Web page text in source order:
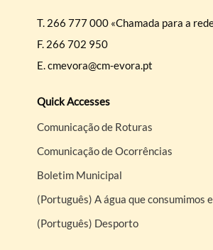
T. 266 777 000 «Chamada para a
F. 266 702 950
E.cmevora@cm-evora.pt
Quick Accesses
Comunicação de Roturas
Comunicação de Ocorrências
Boletim Municipal
(Português) A água que consumimos
(Português) Desporto